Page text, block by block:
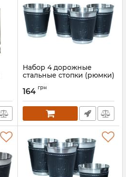
Набор 4 дорожные
стальные стопки (рюмки)
Артикул:
164 грн